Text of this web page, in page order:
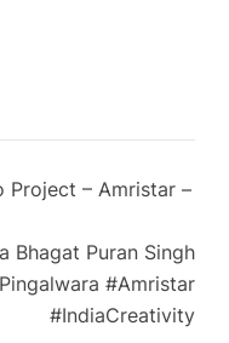
Project – Amristar –
Bhagat Puran Singh
#Amristar
#IndiaCreativity